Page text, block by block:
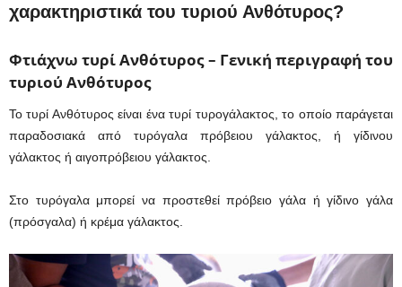
χαρακτηριστικά του τυριού Ανθότυρος?
Φτιάχνω τυρί Ανθότυρος – Γενική περιγραφή του
τυριού Ανθότυρος
Το τυρί Ανθότυρος είναι ένα τυρί τυρογάλακτος, το οποίο παράγεται
παραδοσιακά από τυρόγαλα πρόβειου γάλακτος, ή γίδινoυ
γάλακτος ή αιγοπρόβειου γάλακτος.
Στο τυρόγαλα μπορεί να προστεθεί πρόβειο γάλα ή γίδιvo γάλα
(πρόσγαλα) ή κρέμα γάλακτος.